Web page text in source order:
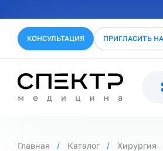
КОНСУЛЬТАЦИЯ ПРИГЛАСИТЬ
Главная Каталог Хирургия